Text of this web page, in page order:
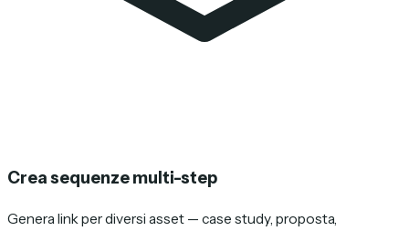
Crea sequenze multi-step
Genera link per diversi asset — case study, proposta,